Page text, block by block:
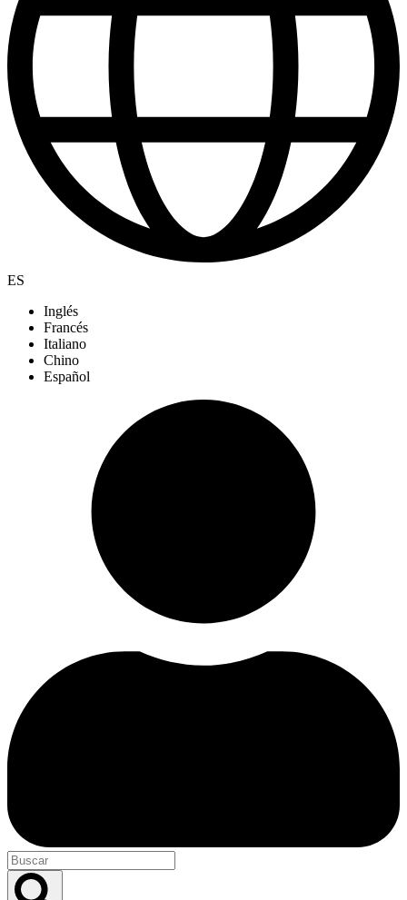
ES
Inglés
Francés
Italiano
Chino
Español